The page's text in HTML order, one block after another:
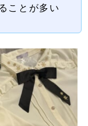
ことが多い